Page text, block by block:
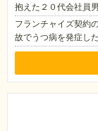
抱えた２０代会社員
フランチャイズ契約
故でうつ病を発症し